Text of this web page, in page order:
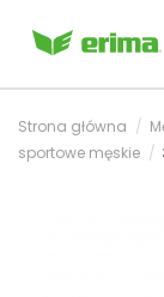
Strona główna
sportowe męskie